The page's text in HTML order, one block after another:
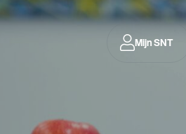
Mijn SNT